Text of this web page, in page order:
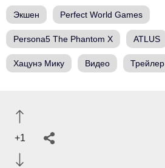
Экшен Perfect World Games
Persona5 The Phantom X ATLUS
Хацунэ Мику Видео Трейлер
+1